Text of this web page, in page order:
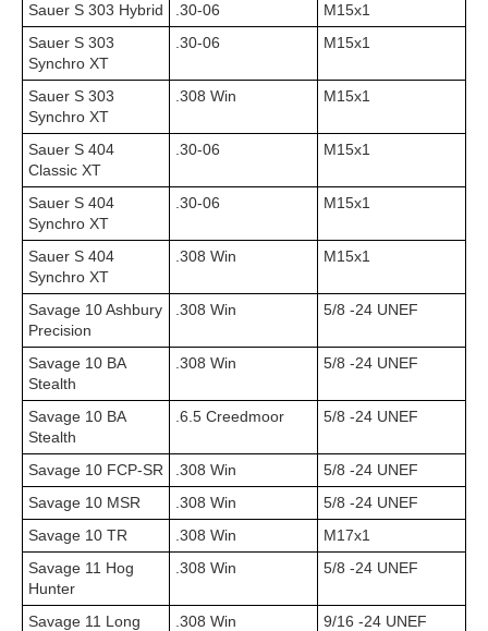
Sauer S 303 Hybrid .30-06
М15х1
Sauer S 303
Synchro XT
.30-06 М15х1
Sauer S 303
Synchro XT
.308 Win М15х1
Sauer S 404
Classic XT
.30-06 М15х1
Sauer S 404
Synchro XT
.30-06 М15х1
Sauer S 404
Synchro XT
.308 Win М15х1
Savage 10 Ashbury
Precision
.308 Win 5/8 -24 UNEF
Savage 10 BA
Stealth
.308 Win 5/8 -24 UNEF
Savage 10 BA
Stealth
.6.5 Creedmoor 5/8 -24 UNEF
Savage 10 FCP-SR .308 Win
5/8 -24 UNEF
Savage 10 MSR
.308 Win
5/8 -24 UNEF
Savage 10 TR
.308 Win
M17x1
Savage 11 Hog
Hunter
.308 Win 5/8 -24 UNEF
Savage 11 Long
.308 Win 9/16 -24 UNEF